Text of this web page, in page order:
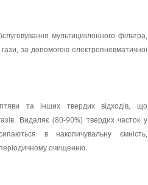
мультициклонного фільтра,
за допомогою електропневматичної
та інших твердих відходів, що
Видаляє (80-90%) твердих часток у
в накопичувальну ємність,
очищенню.